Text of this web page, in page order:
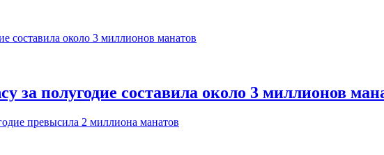
за полугодие составила около 3 миллионов